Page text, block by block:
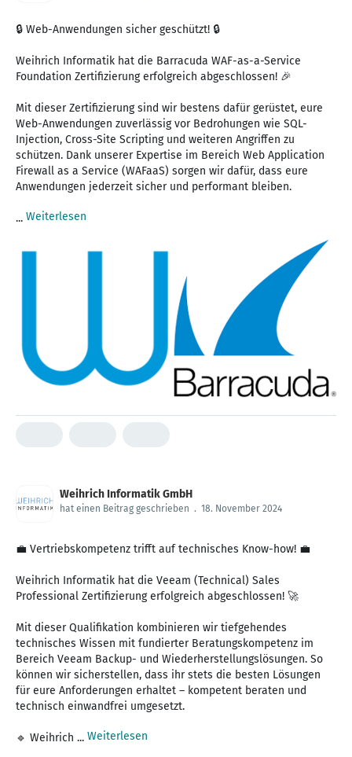
🔒 Web-Anwendungen sicher geschützt! 🔒
Weihrich Informatik hat die Barracuda WAF-as-a-Service
Foundation Zertifizierung erfolgreich abgeschlossen! 🎉
Mit dieser Zertifizierung sind wir bestens dafür gerüstet, eure
Web-Anwendungen zuverlässig vor Bedrohungen wie SQL-
Injection, Cross-Site Scripting und weiteren Angriffen zu
schützen. Dank unserer Expertise im Bereich Web Application
Firewall as a Service (WAFaaS) sorgen wir dafür, dass eure
Anwendungen jederzeit sicher und performant bleiben.
... Weiterlesen
Weihrich Informatik GmbH
hat einen Beitrag geschrieben . 18. November 2024
💼 Vertriebskompetenz trifft auf technisches Know-how! 💼
Weihrich Informatik hat die Veeam (Technical) Sales
Professional Zertifizierung erfolgreich abgeschlossen! 🚀
Mit dieser Qualifikation kombinieren wir tiefgehendes
technisches Wissen mit fundierter Beratungskompetenz im
Bereich Veeam Backup- und Wiederherstellungslösungen. So
können wir sicherstellen, dass ihr stets die besten Lösungen
für eure Anforderungen erhaltet – kompetent beraten und
technisch einwandfrei umgesetzt.
🔹 Weihrich ... Weiterlesen